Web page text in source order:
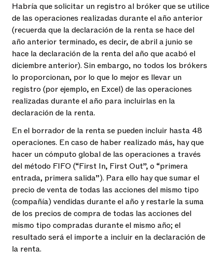
Habría que solicitar un registro al bróker que se utilice
de las operaciones realizadas durante el año anterior
(recuerda que la declaración de la renta se hace del
año anterior terminado, es decir, de abril a junio se
hace la declaración de la renta del año que acabó el
diciembre anterior). Sin embargo, no todos los brókers
lo proporcionan, por lo que lo mejor es llevar un
registro (por ejemplo, en Excel) de las operaciones
realizadas durante el año para incluirlas en la
declaración de la renta.
En el borrador de la renta se pueden incluir hasta 48
operaciones. En caso de haber realizado más, hay que
hacer un cómputo global de las operaciones a través
del método FIFO (“First In, First Out”, o “primera
entrada, primera salida”). Para ello hay que sumar el
precio de venta de todas las acciones del mismo tipo
(compañía) vendidas durante el año y restarle la suma
de los precios de compra de todas las acciones del
mismo tipo compradas durante el mismo año; el
resultado será el importe a incluir en la declaración de
la renta.